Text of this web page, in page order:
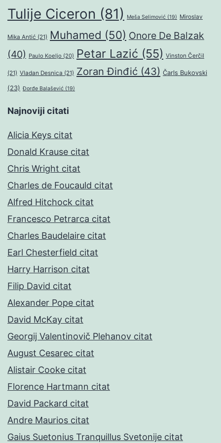
Tulije Ciceron (81) Meša Selimović (19) Miroslav
Mika Antić (21) Muhamed (50) Onore De Balzak
(40) Paulo Koeljo (20) Petar Lazić (55) Vinston Čerčil
(21) Vladan Desnica (21) Zoran Đinđić (43) Čarls Bukovski
(23) Đorđe Balašević (19)
Najnoviji citati
Alicia Keys citat
Donald Krause citat
Chris Wright citat
Charles de Foucauld citat
Alfred Hitchock citat
Francesco Petrarca citat
Charles Baudelaire citat
Earl Chesterfield citat
Harry Harrison citat
Filip David citat
Alexander Pope citat
David McKay citat
Georgij Valentinovič Plehanov citat
August Cesarec citat
Alistair Cooke citat
Florence Hartmann citat
David Packard citat
Andre Maurios citat
Gaius Suetonius Tranquillus Svetonije citat